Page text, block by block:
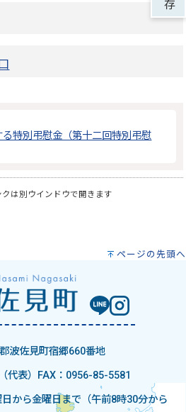
特別弔慰金（第十二回特別弔慰
は別ウインドウで開きます
ページの先頭へ
波佐見町宿郷660番地
表）
FAX：0956-85-5581
から金曜日まで（午前8時30分から